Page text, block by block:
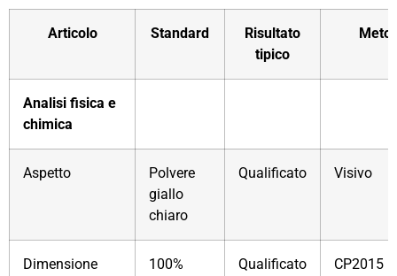
Articolo Standard
Risultato
tipico
Analisi fisica e
chimica
Aspetto
Polvere
giallo
chiaro
Qualificato Visivo
Dimensione
100%
Qualificato CP2015